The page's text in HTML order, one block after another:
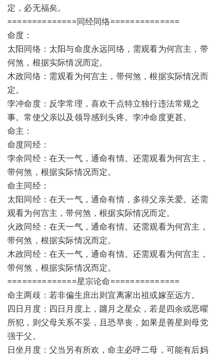
定，必无福矣。
==============同经同络==============
命度：
太阳同络：太阳与命度永远同络，需观看为何宫主，带
何煞，根据实际情况而定。
木政同络：需观看为何宫主，带何煞，根据实际情况而
定。
孛冲命度：反孛常理，喜欢干点特立独行违法常规之
事。常使父亲以及领导感到头疼。孛冲命度更甚。
命主：
命度同经：
孛余同经：在天一气，通命有情。还需观看为何宫主，
带何煞，根据实际情况而定。
命主同经：
太阳同经：在天一气，通命有情，多得父亲关爱。还需
观看为何宫主，带何煞，根据实际情况而定。
火政同经：在天一气，通命有情。还需观看为何宫主，
带何煞，根据实际情况而定。
木政同经：在天一气，通命有情。还需观看为何宫主，
带何煞，根据实际情况而定。
==============星宗论命==============
命主两歧：若非偏生庶出则宜离家出祖或嫁至远方。
四日月度：四日月度上，躔月之星众，若是四余或恶曜
所犯，则父母关系不妥，且恐早丧，如果是善星则母党
强于父。
日坐月度：父当另有所欢，命主必呼二母，可能有后妈